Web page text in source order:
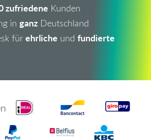
zufriedene Kunden
in ganz Deutschland
für ehrliche und fundierte